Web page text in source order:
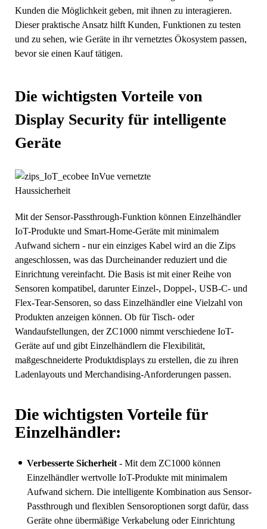
Kunden die Möglichkeit geben, mit ihnen zu interagieren.
Dieser praktische Ansatz hilft Kunden, Funktionen zu testen
und zu sehen, wie Geräte in ihr vernetztes Ökosystem passen,
bevor sie einen Kauf tätigen.
Die wichtigsten Vorteile von
Display Security für intelligente
Geräte
Mit der Sensor-Passthrough-Funktion können Einzelhändler
IoT-Produkte und Smart-Home-Geräte mit minimalem
Aufwand sichern - nur ein einziges Kabel wird an die Zips
angeschlossen, was das Durcheinander reduziert und die
Einrichtung vereinfacht. Die Basis ist mit einer Reihe von
Sensoren kompatibel, darunter Einzel-, Doppel-, USB-C- und
Flex-Tear-Sensoren, so dass Einzelhändler eine Vielzahl von
Produkten anzeigen können. Ob für Tisch- oder
Wandaufstellungen, der ZC1000 nimmt verschiedene IoT-
Geräte auf und gibt Einzelhändlern die Flexibilität,
maßgeschneiderte Produktdisplays zu erstellen, die zu ihren
Ladenlayouts und Merchandising-Anforderungen passen.
Die wichtigsten Vorteile für
Einzelhändler:
Verbesserte Sicherheit- Mit dem ZC1000 können
Einzelhändler wertvolle IoT-Produkte mit minimalem
Aufwand sichern. Die intelligente Kombination aus Sensor-
Passthrough und flexiblen Sensoroptionen sorgt dafür, dass
Geräte ohne übermäßige Verkabelung oder Einrichtung